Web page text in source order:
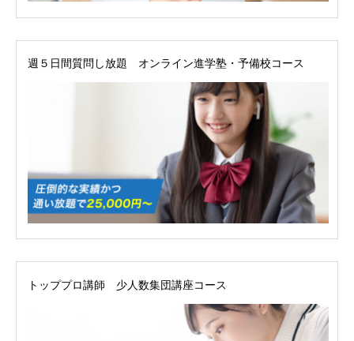
週５日間質問し放題 オンライン進学塾・予備校コース
トッププロ講師 少人数集団講座コース